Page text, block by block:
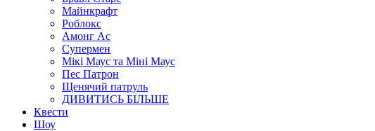
Майнкрафт
Роблокс
Амонг Ас
Супермен
Мікі Маус та Міні Маус
Пес Патрон
Щенячий патруль
ДИВИТИСЬ БІЛЬШЕ
Квести
Шоу